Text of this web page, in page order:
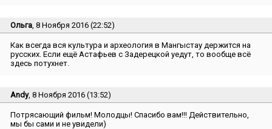
Ольга , 8 Ноября 2016 (22:52)
Как всегда вся культура и археология в Мангыстау держится на
русских. Если ещё Астафьев с Задерецкой уедут, то вообще всё
здесь потухнет.
Andy, 8 Ноября 2016 (13:52)
Потрясающий фильм! Молодцы! Спасибо вам!!! Действительно,
мы бы сами и не увидели)